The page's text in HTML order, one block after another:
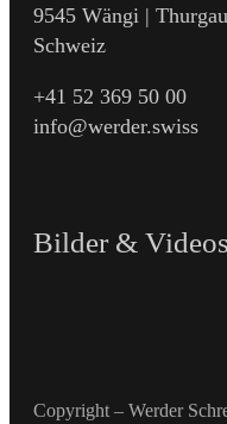
9545 Wängi | Thurgau
Schweiz
+41 52 369 50 00
info@werder.swiss
Bilder &
Copyright – Werder